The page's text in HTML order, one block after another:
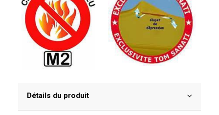
Détails du produit